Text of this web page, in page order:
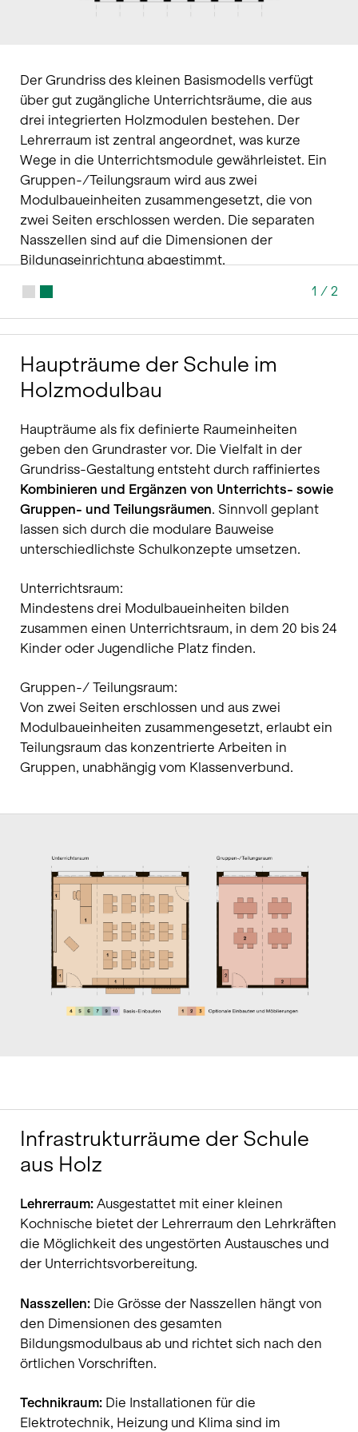
1 / 2
Der Grundriss des kleinen Basismodells verfügt
über gut zugängliche Unterrichtsräume, die aus
drei integrierten Holzmodulen bestehen. Der
Lehrerraum ist zentral angeordnet, was kurze
Wege in die Unterrichtsmodule gewährleistet. Ein
Gruppen-/Teilungsraum wird aus zwei
Modulbaueinheiten zusammengesetzt, die von
zwei Seiten erschlossen werden. Die separaten
Nasszellen sind auf die Dimensionen der
Bildungseinrichtung abgestimmt.
Haupträume der Schule im
Holzmodulbau
Haupträume als fix definierte Raumeinheiten
geben den Grundraster vor. Die Vielfalt in der
Grundriss-Gestaltung entsteht durch raffiniertes
Kombinieren und Ergänzen von Unterrichts- sowie
Gruppen- und Teilungsräumen. Sinnvoll geplant
lassen sich durch die modulare Bauweise
unterschiedlichste Schulkonzepte umsetzen.
Unterrichtsraum:
Mindestens drei Modulbaueinheiten bilden
zusammen einen Unterrichtsraum, in dem 20 bis 24
Kinder oder Jugendliche Platz finden.
Gruppen-/ Teilungsraum:
Von zwei Seiten erschlossen und aus zwei
Modulbaueinheiten zusammengesetzt, erlaubt ein
Teilungsraum das konzentrierte Arbeiten in
Gruppen, unabhängig vom Klassenverbund.
Infrastrukturräume der Schule
aus Holz
Lehrerraum: Ausgestattet mit einer kleinen
Kochnische bietet der Lehrerraum den Lehrkräften
die Möglichkeit des ungestörten Austausches und
der Unterrichtsvorbereitung.
Nasszellen: Die Grösse der Nasszellen hängt von
den Dimensionen des gesamten
Bildungsmodulbaus ab und richtet sich nach den
örtlichen Vorschriften.
Technikraum: Die Installationen für die
Elektrotechnik, Heizung und Klima sind im